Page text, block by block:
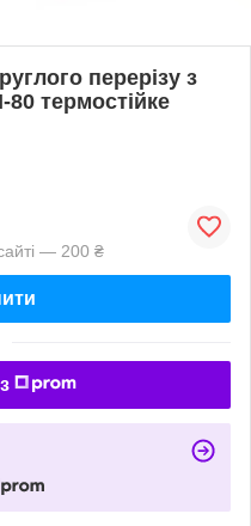
перерізу з
термостійке
— 200 ₴